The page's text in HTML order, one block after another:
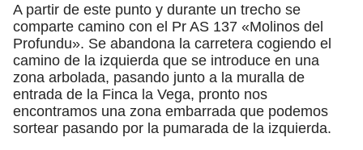
A partir de este punto y durante un trecho se
comparte camino con el Pr AS 137 «Molinos del
Profundu». Se abandona la carretera cogiendo el
camino de la izquierda que se introduce en una
zona arbolada, pasando junto a la muralla de
entrada de la Finca la Vega, pronto nos
encontramos una zona embarrada que podemos
sortear pasando por la pumarada de la izquierda.